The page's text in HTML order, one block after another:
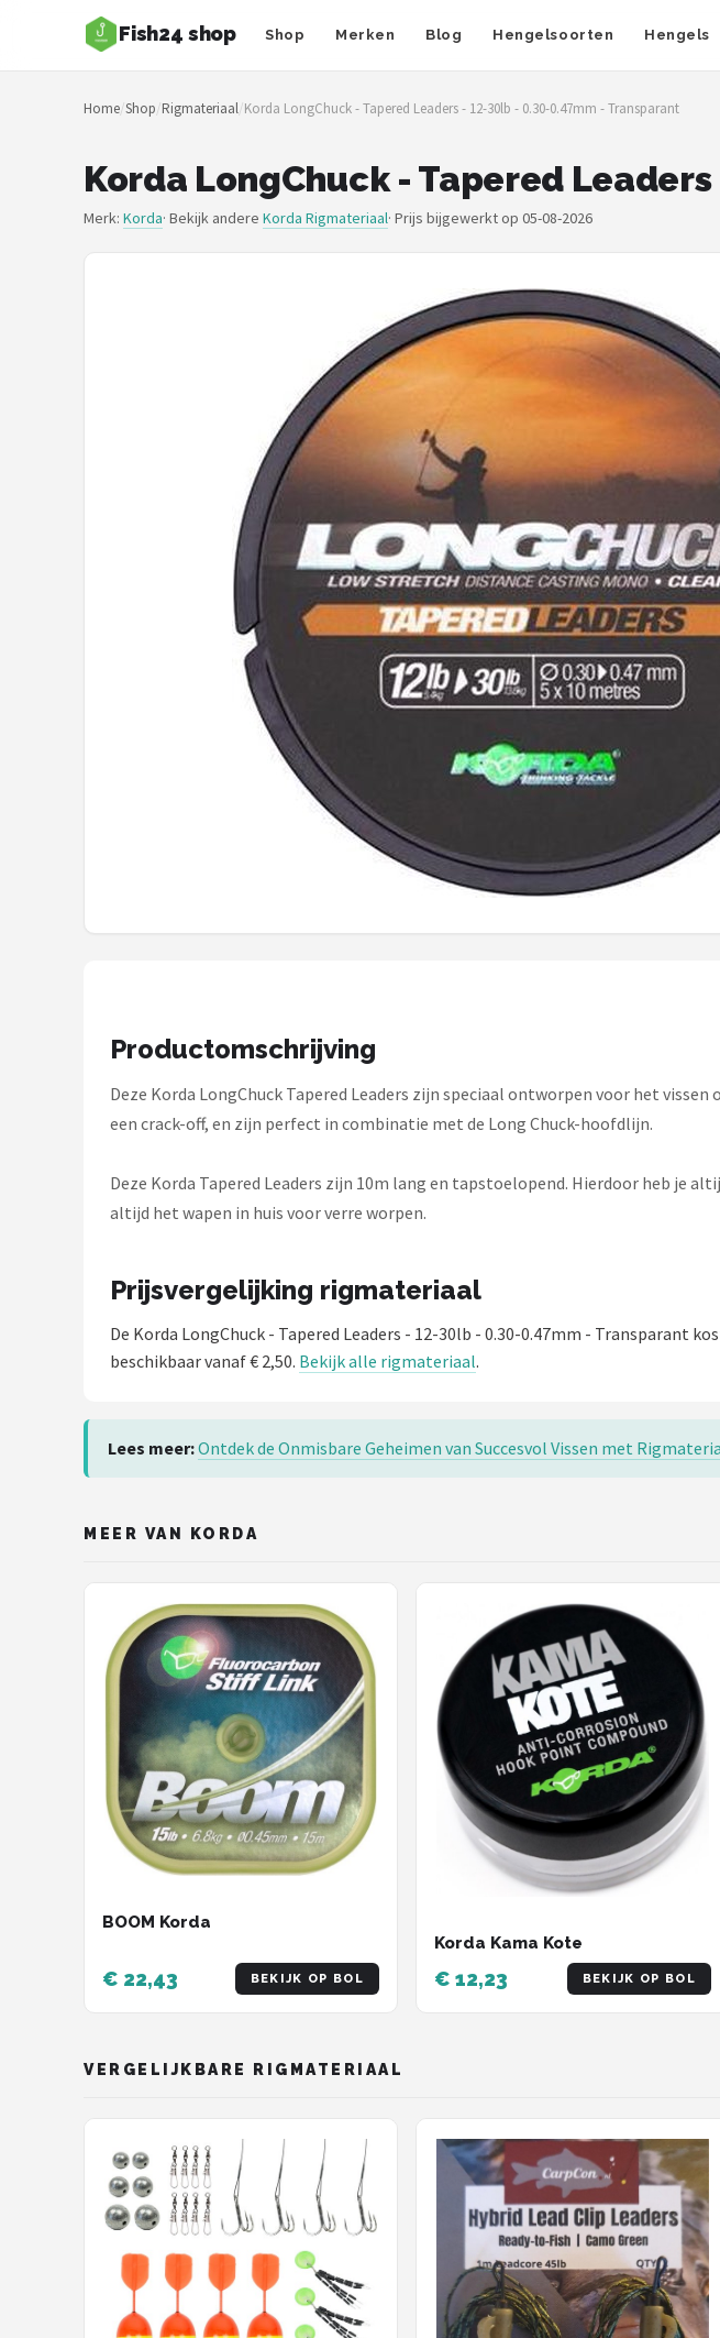
Fish24 shop Shop Merken Blog Hengelsoorten Hengels
Zoeken
NAVIGATIE
Merken
PB Products
Rozemeijer
Gamakatsu
Alle merken →
Home/Shop/Rigmateriaal/Korda LongChuck - Tapered Leaders - 12-30lb - 0.30-0.47mm - Transparant
Korda LongChuck - Tapered
Merk: Korda· Bekijk andere Korda Rigmateriaal· Prijs bijgewerkt op 05-08-2026
Productomschrijving
Deze Korda LongChuck Tapered Leaders zijn speciaal ontworpen voor het
een crack-off, en zijn perfect in combinatie met de Long Chuck-hoofdlijn.
Deze Korda Tapered Leaders zijn 10m lang en tapstoelopend. Hierdoor heb je
altijd het wapen in huis voor verre worpen.
Prijsvergelijking rigmateriaal
De Korda LongChuck - Tapered Leaders - 12-30lb - 0.30-0.47mm - Transparant
beschikbaar vanaf € 2,50. Bekijk alle rigmateriaal.
Lees meer:Ontdek de Onmisbare Geheimen van Succesvol Vissen met
MEER VAN KORDA
BOOM Korda
€ 22,43 BEKIJK OP BOL
Korda Kama Kote
€ 12,23 BEKIJK OP BOL
VERGELIJKBARE RIGMATERIAAL